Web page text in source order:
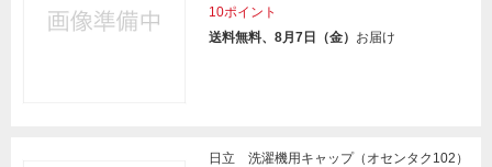
10ポイント
送料無料、8月7日（金） お届け
日立 洗濯機用キャップ（オセンタク102）